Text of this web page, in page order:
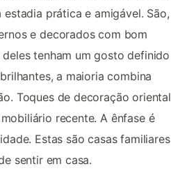
estadia prática e amigável. São,
e decorados com bom
tenham um gosto definido
a maioria combina
Toques de decoração oriental
recente. A ênfase é
Estas são casas familiares
sentir em casa.